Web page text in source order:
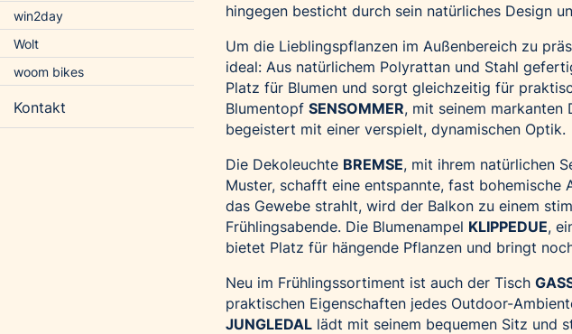
win2day
Wolt
woom bikes
Kontakt
hingegen besticht durch sein natürliches Design
Um die Lieblingspflanzen im Außenbereich zu
ideal: Aus natürlichem Polyrattan und Stahl
Platz für Blumen und sorgt gleichzeitig für
Blumentopf SENSOMMER, mit seinem markanten
begeistert mit einer verspielt, dynamischen Optik.
Die Dekoleuchte BREMSE, mit ihrem natürlichen
Muster, schafft eine entspannte, fast bohemische
das Gewebe strahlt, wird der Balkon zu einem
Frühlingsabende. Die Blumenampel KLIPPEDUE,
bietet Platz für hängende Pflanzen und bringt
Neu im Frühlingssortiment ist auch der Tisch
praktischen Eigenschaften jedes Outdoor-
JUNGLEDAL lädt mit seinem bequemen Sitz und